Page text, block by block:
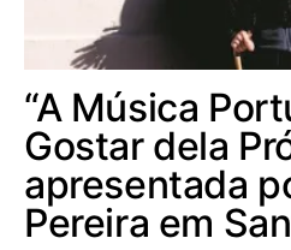
“A Música
Gostar dela
apresentada
Pereira em